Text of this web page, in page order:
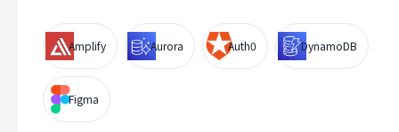
Amplify Aurora Auth0 DynamoDB
Figma